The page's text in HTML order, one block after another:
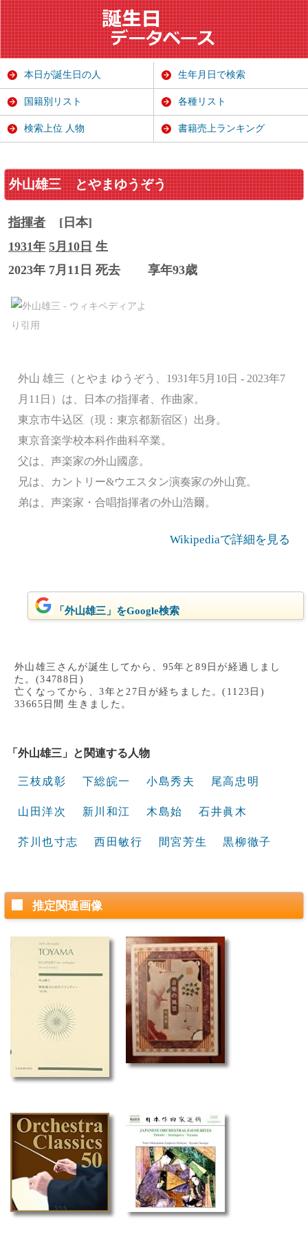
外山雄三 とやまゆうぞう
指揮者
[日本]
1931年 5月10日 生
2023年 7月11日 死去
享年93歳
外山 雄三（とやま ゆうぞう、1931年5月10日 - 2023年7
月11日）は、日本の指揮者、作曲家。
東京市牛込区（現：東京都新宿区）出身。
東京音楽学校本科作曲科卒業。
父は、声楽家の外山國彦。
兄は、カントリー&ウエスタン演奏家の外山寛。
弟は、声楽家・合唱指揮者の外山浩爾。
Wikipediaで詳細を見る
「外山雄三」をGoogle検索
外山雄三さんが誕生してから、95年と89日が経過しまし
た。(34788日)
亡くなってから、3年と27日が経ちました。(1123日)
33665日間 生きました。
「外山雄三」と関連する人物
三枝成彰 下総皖一 小島秀夫 尾高忠明
山田洋次 新川和江 木島始 石井眞木
芥川也寸志 西田敏行 間宮芳生 黒柳徹子
推定関連画像
本日が誕生日の人 生年月日で検索
国籍別リスト 各種リスト
検索上位 人物 書籍売上ランキング